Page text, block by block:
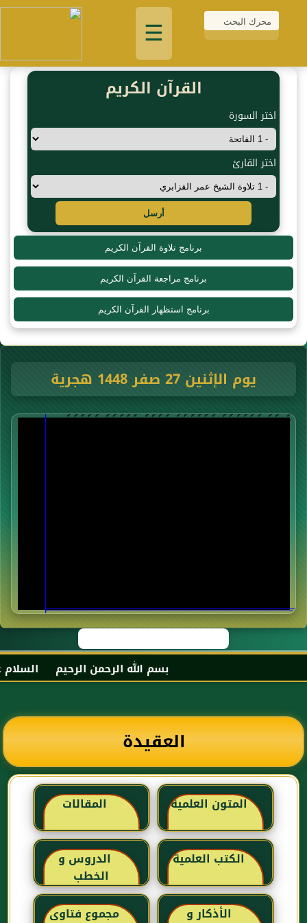
☰
القرآن الكريم
اختر السورة
اختر القارئ
أرسل
برنامج تلاوة القرآن الكريم
برنامج مراجعة القرآن الكريم
برنامج استظهار القرآن الكريم
يوم الإثنين 27 صفر 1448 هجرية
بسم الله الرحمن الرحيم السلام
العقيدة
المتون العلمية المقالات
الكتب العلمية
الدروس و
الخطب
الأذكار و
مجموع فتاوى